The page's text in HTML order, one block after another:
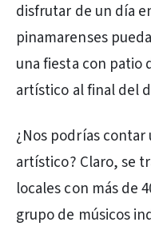
disfrutar de un día
pinamarenses
una fiesta con patio
artístico al final del
¿Nos podrías
artístico? Claro, se
locales con más de
grupo de músicos